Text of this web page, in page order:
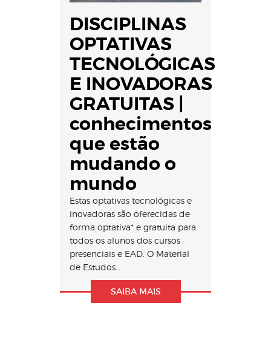
DISCIPLINAS
OPTATIVAS
TECNOLÓGICAS
E INOVADORAS
GRATUITAS |
conhecimentos
que estão
mudando o
mundo
Estas optativas tecnológicas e
inovadoras são oferecidas de
forma optativa* e gratuita para
todos os alunos dos cursos
presenciais e EAD. O Material
de Estudos…
SAIBA MAIS